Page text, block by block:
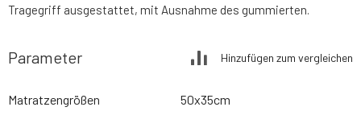
Tragegriff ausgestattet, mit Ausnahme des gummierten.
Parameter Hinzufügen zum vergleichen
Matratzengrößen 50x35cm